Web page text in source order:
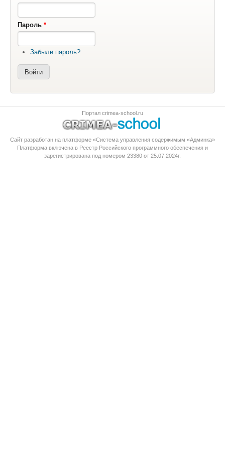
Пароль *
Забыли пароль?
Портал crimea-school.ru
Сайт разработан на платформе «Система управления содержимым «Админка»
Платформа включена в Реестр Российского программного обеспечения и
зарегистрирована под номером 23380 от 25.07.2024г.